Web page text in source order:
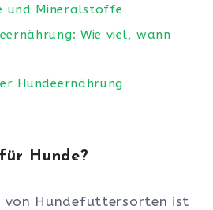
und Mineralstoffe
Wie viel, wann
Hundeernährung
Hunde?
von Hundefuttersorten ist